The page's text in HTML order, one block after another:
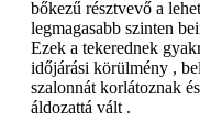
bőkezű résztvevő a
legmagasabb szinten
Ezek a tekerednek
időjárási körülmény ,
szalonnát korlátoznak
áldozattá vált .